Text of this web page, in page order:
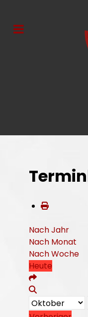
Nach Jahr
Nach Monat
Nach Woche
Heute